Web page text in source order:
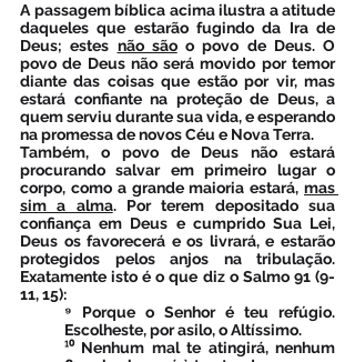
A passagem bíblica acima ilustra a atitude
daqueles que estarão fugindo da Ira de
Deus; estes não são o povo de Deus. O
povo de Deus não será movido por temor
diante das coisas que estão por vir, mas
estará confiante na proteção de Deus, a
quem serviu durante sua vida, e esperando
na promessa de novos Céu e Nova Terra.
Também, o povo de Deus não estará
procurando salvar em primeiro lugar o
corpo, como a grande maioria estará, mas
sim a alma. Por terem depositado sua
confiança em Deus e cumprido Sua Lei,
Deus os favorecerá e os livrará, e estarão
protegidos pelos anjos na tribulação.
Exatamente isto é o que diz o Salmo 91 (9-
11, 15):
⁹ Porque o Senhor é teu refúgio.
Escolheste, por asilo, o Altíssimo.
¹⁰ Nenhum mal te atingirá, nenhum